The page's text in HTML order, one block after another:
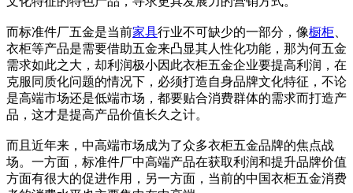
而标准件厂五金是当前家具行业不可缺少的一部分，像橱柜
衣柜等产品是需要借助五金来凸显其人性化功能，那为何五金
需求如此之大，却利润极小因此衣柜五金企业要提高利润，在
克服同质化问题的情况下，必须打造自身品牌文化特征，不论
是高端市场还是低端市场，都要贴合消费群体的需求而打造产
品，这才是提高产品价值长久之计。
而且近年来，中高端市场成为了众多衣柜五金品牌的焦点战
场。一方面，标准件厂中高端产品在获取利润和提升品牌价值
方面有很大的促进作用，另一方面，当前的中国衣柜五金消费